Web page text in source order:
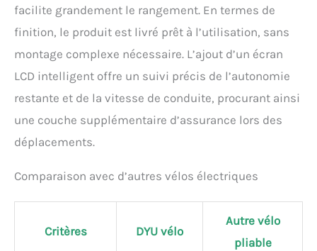
facilite grandement le rangement. En termes de
finition, le produit est livré prêt à l’utilisation, sans
montage complexe nécessaire. L’ajout d’un écran
LCD intelligent offre un suivi précis de l’autonomie
restante et de la vitesse de conduite, procurant ainsi
une couche supplémentaire d’assurance lors des
déplacements.
Comparaison avec d’autres vélos électriques
Critères DYU vélo
Autre vélo
pliable